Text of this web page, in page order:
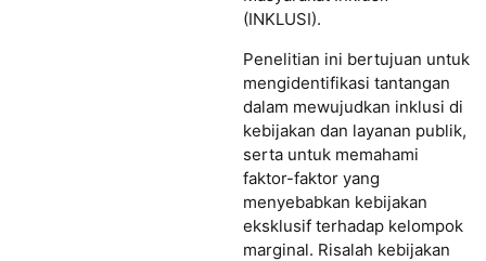
(INKLUSI).
Penelitian ini bertujuan untuk
mengidentifikasi tantangan
dalam mewujudkan inklusi di
kebijakan dan layanan publik,
serta untuk memahami
faktor-faktor yang
menyebabkan kebijakan
eksklusif terhadap kelompok
marginal. Risalah kebijakan